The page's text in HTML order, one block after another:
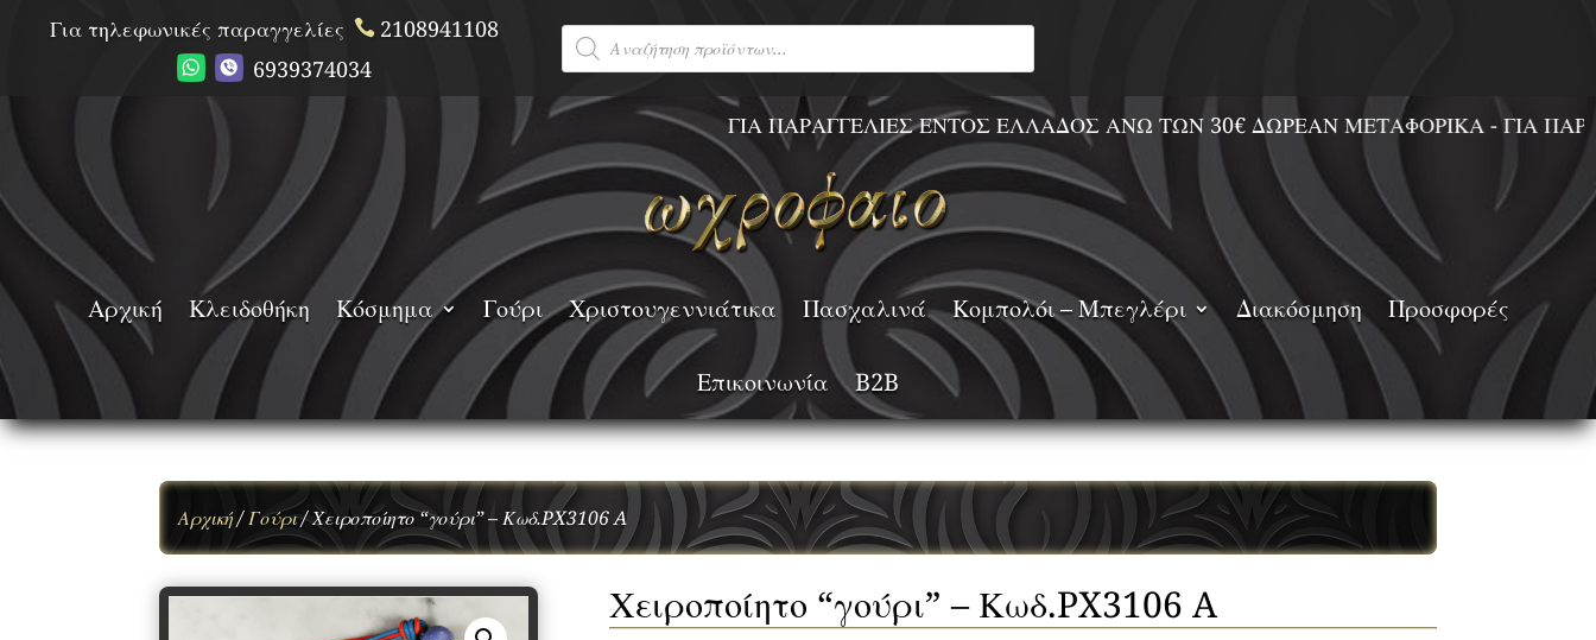
Για τηλεφωνικές παραγγελίες
2108941108
6939374034
Products
search
ΓΙΑ ΠΑΡΑΓΓΕΛΙΕΣ ΕΝΤΟΣ ΕΛΛΑΔΟΣ ΑΝΩ ΤΩΝ 30€ ΔΩΡΕΑΝ ΜΕΤΑΦΟΡΙΚΑ - ΓΙΑ
Αρχική Κλειδοθήκη Κόσμημα Γούρι Χριστουγεννιάτικα Πασχαλινά Κομπολόι – Μπεγλέρι Διακόσμηση Προσφορές
Επικοινωνία B2B
Αρχική/Γούρι/ Χειροποίητο “γούρι” – Κωδ.PX3106 A
Χειροποίητο “γούρι” – Κωδ.PX3106 A